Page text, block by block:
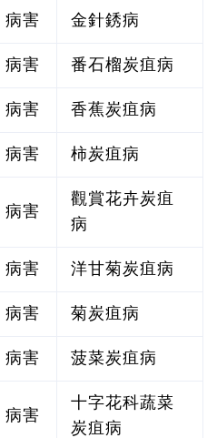
病害 金針銹病
病害 番石榴炭疽病
病害 香蕉炭疽病
病害 柿炭疽病
病害
觀賞花卉炭疽
病
病害 洋甘菊炭疽病
病害 菊炭疽病
病害 菠菜炭疽病
病害
十字花科蔬菜
炭疽病